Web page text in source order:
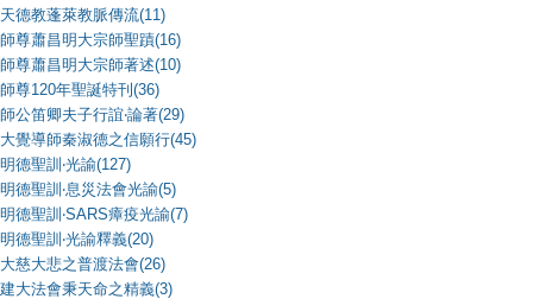
天德教蓬萊教脈傳流(11)
師尊蕭昌明大宗師聖蹟(16)
師尊蕭昌明大宗師著述(10)
師尊120年聖誕特刊(36)
師公笛卿夫子行誼‧論著(29)
大覺導師秦淑德之信願行(45)
明德聖訓‧光諭(127)
明德聖訓‧息災法會光諭(5)
明德聖訓‧SARS瘴疫光諭(7)
明德聖訓‧光諭釋義(20)
大慈大悲之普渡法會(26)
建大法會秉天命之精義(3)